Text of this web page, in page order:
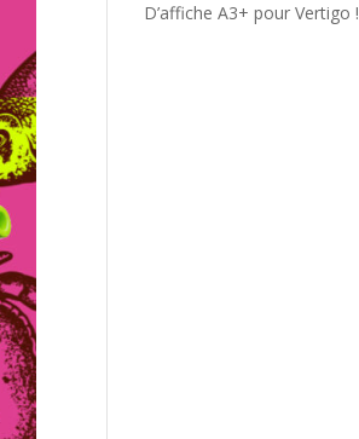
D’affiche A3+ pour Vertigo !